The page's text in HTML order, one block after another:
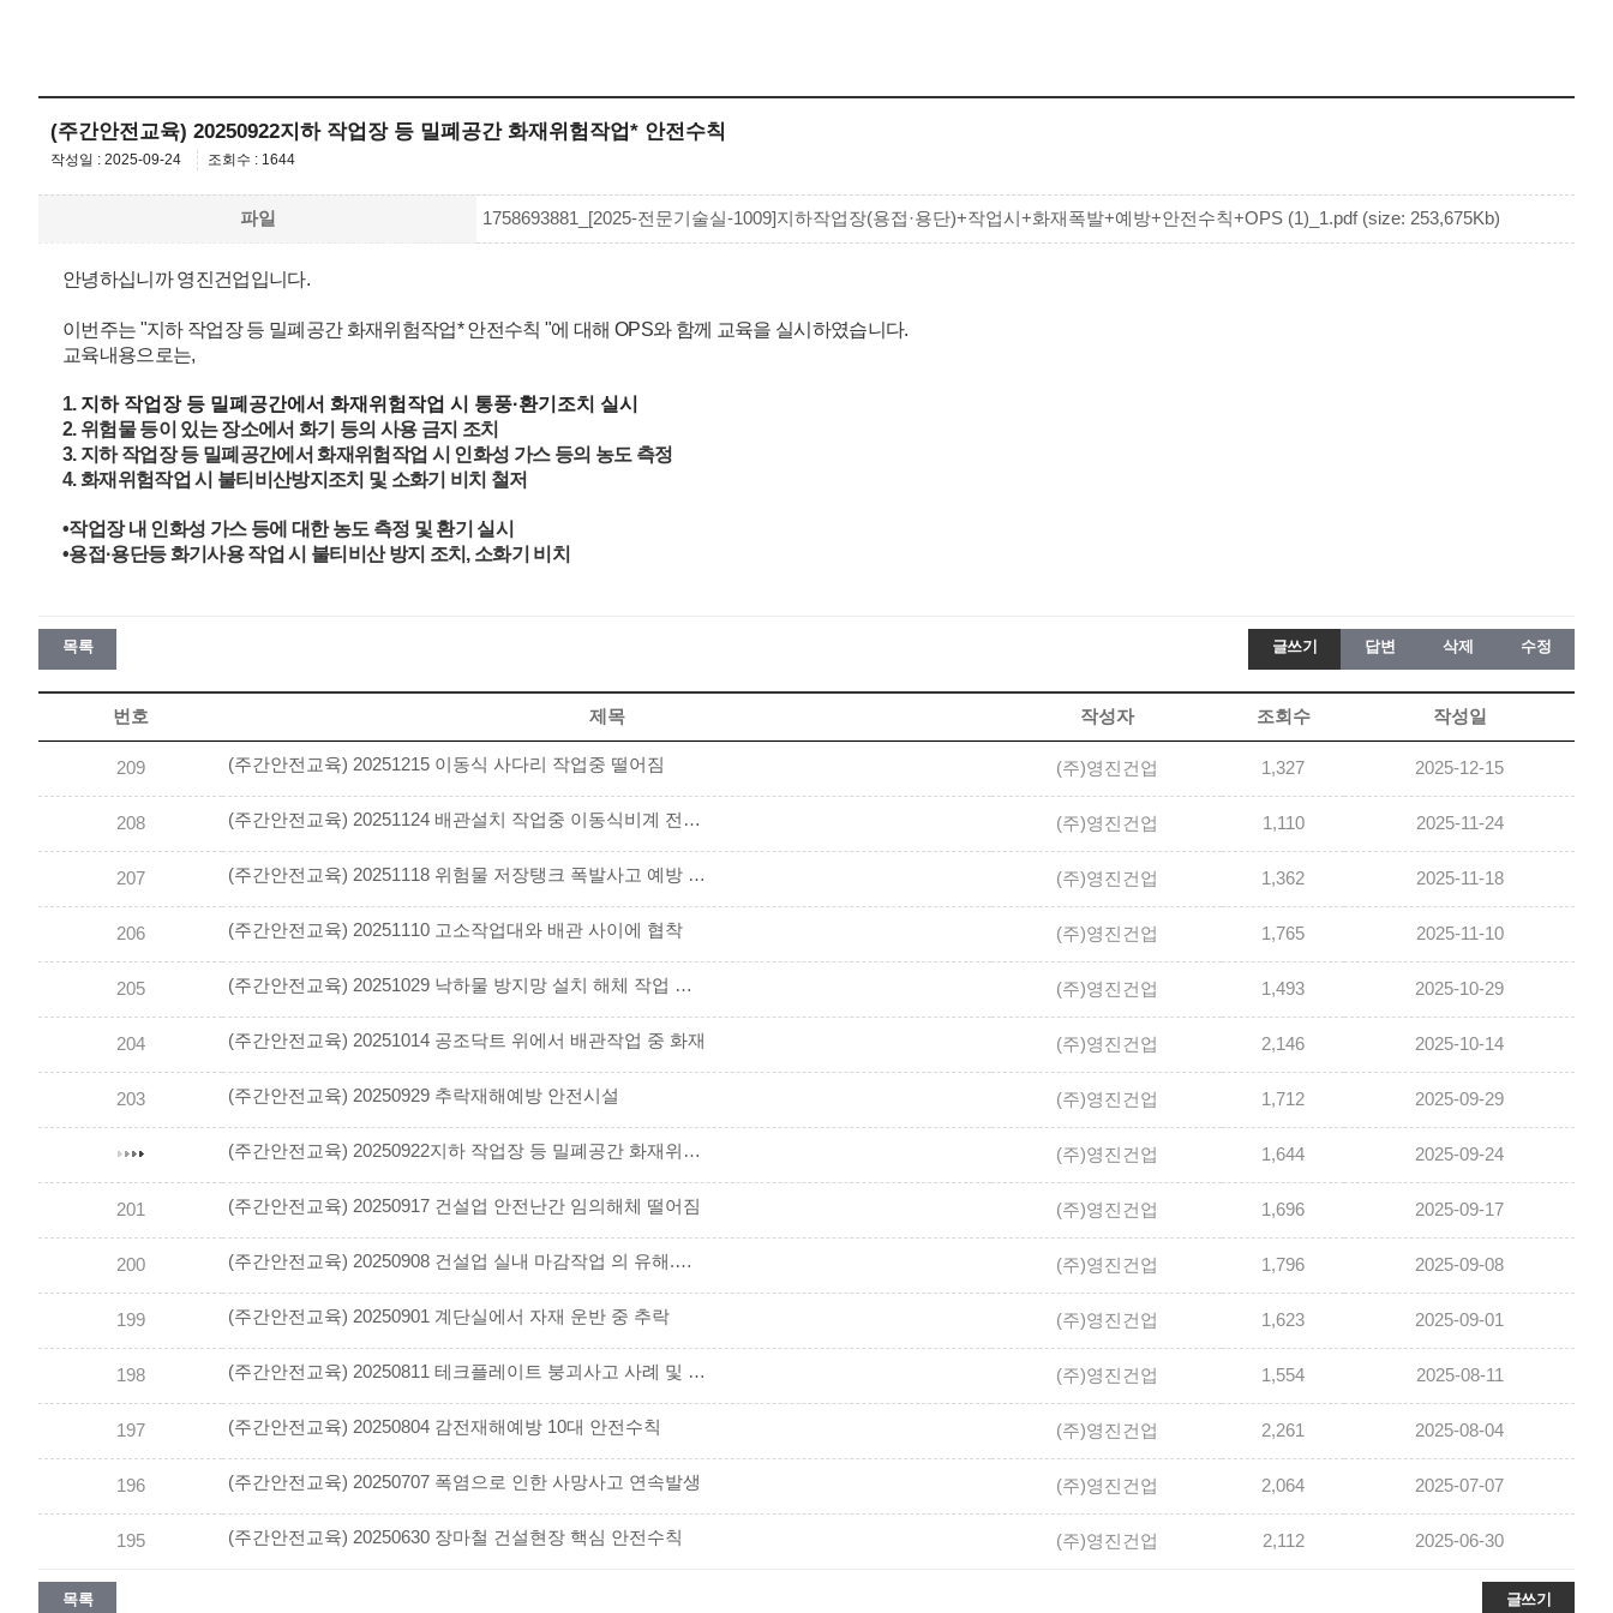
(주간안전교육) 20250922지하 작업장 등 밀폐공간 화재위험작업* 안전수칙
작성일 : 2025-09-24 조회수 : 1644
파일 1758693881_[2025-전문기술실-1009]지하작업장(용접·용단)+작업시+화재폭발+예방+안전수칙+OPS (1)_1.pdf (size: 253,675Kb)
안녕하십니까 영진건업입니다.
이번주는 "지하 작업장 등 밀폐공간 화재위험작업* 안전수칙 "에 대해 OPS와 함께 교육을 실시하였습니다.
교육내용으로는,
1. 지하 작업장 등 밀폐공간에서 화재위험작업 시 통풍·환기조치 실시
2. 위험물 등이 있는 장소에서 화기 등의 사용 금지 조치
3. 지하 작업장 등 밀폐공간에서 화재위험작업 시 인화성 가스 등의 농도 측정
4. 화재위험작업 시 불티비산방지조치 및 소화기 비치 철저
•작업장 내 인화성 가스 등에 대한 농도 측정 및 환기 실시
•용접·용단등 화기사용 작업 시 불티비산 방지 조치, 소화기 비치
목록 수정
삭제
답변
글쓰기
번호 제목 작성자 조회수 작성일
209 (주간안전교육) 20251215 이동식 사다리 작업중 떨어짐 (주)영진건업 1,327 2025-12-15
208 (주간안전교육) 20251124 배관설치 작업중 이동식비계 전도되어 떨어짐 (주)영진건업 1,110 2025-11-24
207 (주간안전교육) 20251118 위험물 저장탱크 폭발사고 예방 안전수칙 (주)영진건업 1,362 2025-11-18
206 (주간안전교육) 20251110 고소작업대와 배관 사이에 협착 (주)영진건업 1,765 2025-11-10
205 (주간안전교육) 20251029 낙하물 방지망 설치 해체 작업 안전수칙 (주)영진건업 1,493 2025-10-29
204 (주간안전교육) 20251014 공조닥트 위에서 배관작업 중 화재 (주)영진건업 2,146 2025-10-14
203 (주간안전교육) 20250929 추락재해예방 안전시설 (주)영진건업 1,712 2025-09-29
(주간안전교육) 20250922지하 작업장 등 밀폐공간 화재위험작업* 안전수칙 (주)영진건업 1,644 2025-09-24
201 (주간안전교육) 20250917 건설업 안전난간 임의해체 떨어짐 (주)영진건업 1,696 2025-09-17
200 (주간안전교육) 20250908 건설업 실내 마감작업 의 유해.위험요인과 안전수칙 확인 (주)영진건업 1,796 2025-09-08
199 (주간안전교육) 20250901 계단실에서 자재 운반 중 추락 (주)영진건업 1,623 2025-09-01
198 (주간안전교육) 20250811 테크플레이트 붕괴사고 사례 및 예방대책 (주)영진건업 1,554 2025-08-11
197 (주간안전교육) 20250804 감전재해예방 10대 안전수칙 (주)영진건업 2,261 2025-08-04
196 (주간안전교육) 20250707 폭염으로 인한 사망사고 연속발생 (주)영진건업 2,064 2025-07-07
195 (주간안전교육) 20250630 장마철 건설현장 핵심 안전수칙 (주)영진건업 2,112 2025-06-30
목록 글쓰기